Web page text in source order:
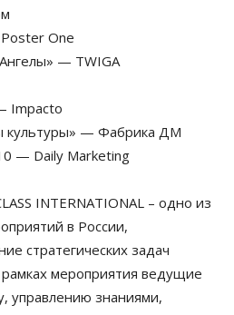
One
— TWIGA
Impacto
культуры» — Фабрика ДМ
— Daily Marketing
INTERNATIONAL – одно из
в России,
стратегических задач
рамках мероприятия ведущие
управлению знаниями,